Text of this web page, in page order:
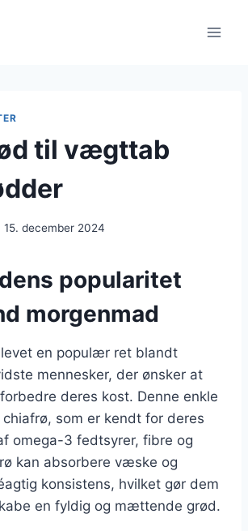
til vægttab
15. december 2024
popularitet
morgenmad
en populær ret blandt
mennesker, der ønsker at
deres kost. Denne enkle
som er kendt for deres
omega-3 fedtsyrer, fibre og
kan absorbere væske og
konsistens, hvilket gør dem
en fyldig og mættende grød.